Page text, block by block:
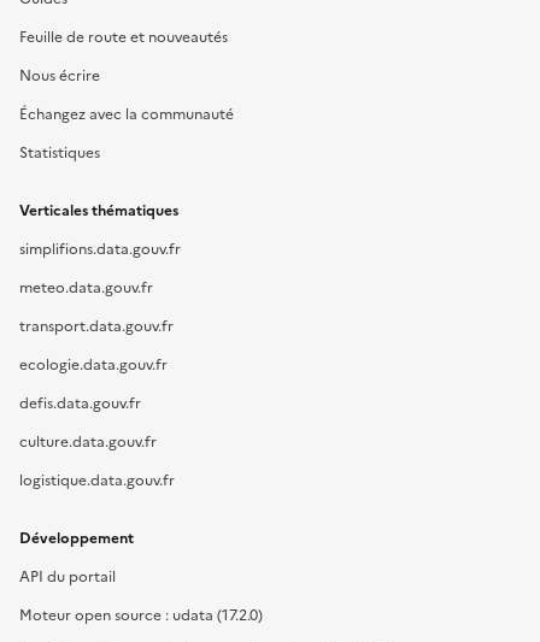
Feuille de route et nouveautés
Nous écrire
Échangez avec la communauté
Statistiques
Verticales thématiques
simplifions.data.gouv.fr
meteo.data.gouv.fr
transport.data.gouv.fr
ecologie.data.gouv.fr
defis.data.gouv.fr
culture.data.gouv.fr
logistique.data.gouv.fr
Développement
API du portail
Moteur open source : udata (17.2.0)